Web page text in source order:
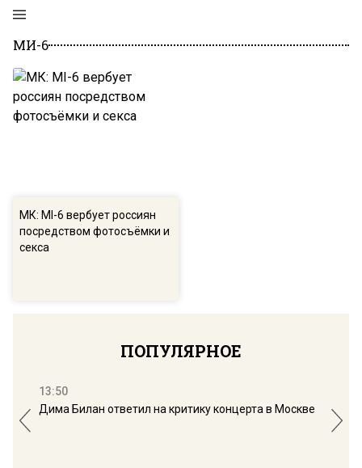
МИ-6
МК: МI-6 вербует россиян
посредством фотосъёмки и
секса
ПОПУЛЯРНОЕ
13:50
Дима Билан ответил на критику концерта в Москве